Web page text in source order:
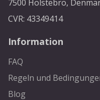
7500 Holstebro,
CVR: 43349414
Information
FAQ
Regeln und
Blog